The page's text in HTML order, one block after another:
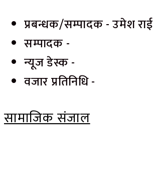
प्रबन्धक/सम्पादक - उमेश राई
सम्पादक -
न्यूज डेस्क -
वजार प्रतिनिधि -
सामाजिक संजाल